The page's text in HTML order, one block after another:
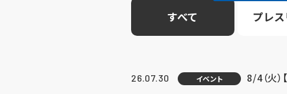
すべて プレス
26.07.30 イベント 8/4（火